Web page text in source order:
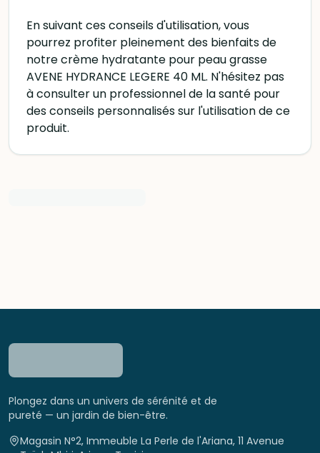
En suivant ces conseils d'utilisation, vous
pourrez profiter pleinement des bienfaits de
notre crème hydratante pour peau grasse
AVENE HYDRANCE LEGERE 40 ML. N'hésitez pas
à consulter un professionnel de la santé pour
des conseils personnalisés sur l'utilisation de ce
produit.
Plongez dans un univers de sérénité et de
pureté — un jardin de bien-être.
Magasin N°2, Immeuble La Perle de l'Ariana, 11 Avenue